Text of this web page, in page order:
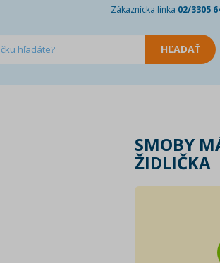
Zákaznícka linka 02/3305
SMOBY
ŽIDLIČKA